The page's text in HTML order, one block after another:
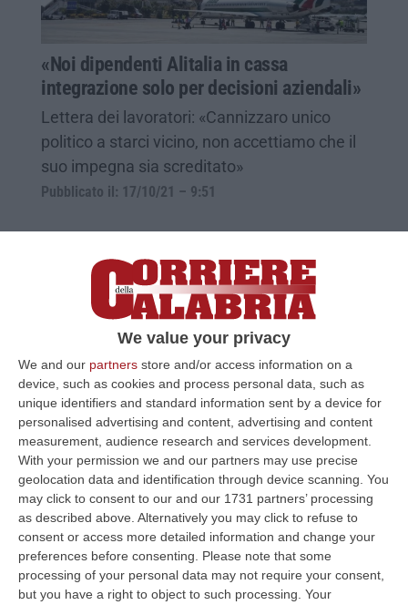
We value your privacy
We and our partners store and/or access information on a
device, such as cookies and process personal data, such as
unique identifiers and standard information sent by a device for
personalised advertising and content, advertising and content
measurement, audience research and services development.
With your permission we and our partners may use precise
geolocation data and identification through device scanning. You
may click to consent to our and our 1731 partners’ processing
as described above. Alternatively you may click to refuse to
consent or access more detailed information and change your
preferences before consenting.
Please note that some
processing of your personal data may not require your consent,
but you have a right to object to such processing. Your
«Noi dipendenti Alitalia in cassa
integrazione solo per decisioni aziendali»
Lettera dei lavoratori: «Cannizzaro unico
politico a starci vicino, non accettiamo che il
suo impegna sia screditato»
Pubblicato il: 17/10/21 – 9:51
Sciopero dei trasporti, bus e treni a
singhiozzo e l’Alitalia cancella 127 voli
A Napoli i manifestanti hanno bloccato uno
svincolo autostradale. In piazza i sindacati di
base. Astensione dal lavoro fino a sera
Pubblicato il: 11/10/21 – 12:04